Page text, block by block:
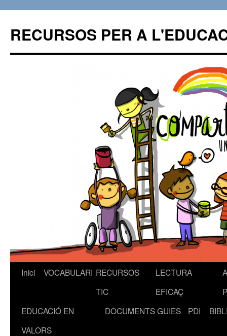
RECURSOS PER A
Vés
contingut
Inici VOCABULARI RECURSOS
TIC
LECTURA
EFICAÇ
EDUCACIÓ EN
VALORS
DOCUMENTSGUIES PDI